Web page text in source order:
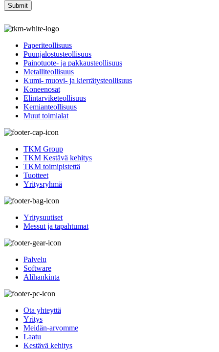
Paperiteollisuus
Puunjalostusteollisuus
Painotuote- ja pakkausteollisuus
Metalliteollisuus
Kumi- muovi- ja kierrätysteollisuus
Koneenosat
Elintarviketeollisuus
Kemianteollisuus
Muut toimialat
TKM Group
TKM Kestävä kehitys
TKM toimipistettä
Tuotteet
Yritysryhmä
Yritysuutiset
Messut ja tapahtumat
Palvelu
Software
Alihankinta
Ota yhteyttä
Yritys
Meidän-arvomme
Laatu
Kestävä kehitys